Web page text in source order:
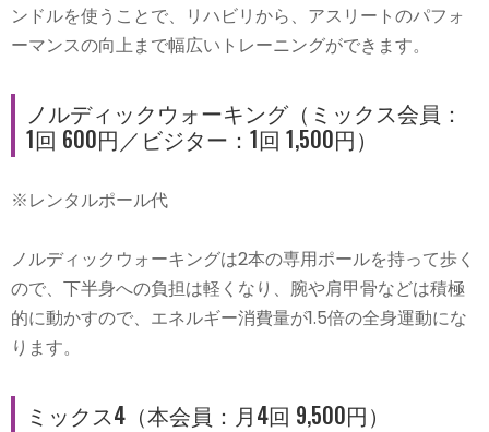
ンドルを使うことで、リハビリから、アスリートのパフォ
ーマンスの向上まで幅広いトレーニングができます。
ノルディックウォーキング（ミックス会員：
1回 600円／ビジター：1回 1,500円）
※レンタルポール代
ノルディックウォーキングは2本の専用ポールを持って歩く
ので、下半身への負担は軽くなり、腕や肩甲骨などは積極
的に動かすので、エネルギー消費量が1.5倍の全身運動にな
ります。
ミックス4（本会員：月4回 9,500円）